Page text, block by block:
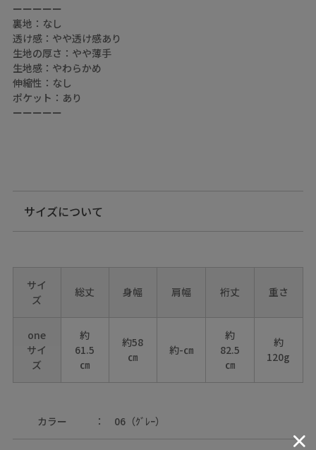
ーーーーー
裏地：なし
透け感：やや透け感あり
生地の厚さ：やや薄手
生地感：やわらかめ
伸縮性：なし
ポケット：あり
ーーーーー
サイズについて
サイ
ズ
総丈 身幅 肩幅 裄丈 重さ
one
サイ
ズ
約
61.5
㎝
約58
㎝
約-㎝
約
82.5
㎝
約
120g
カラー 06（ｸﾞﾚｰ）